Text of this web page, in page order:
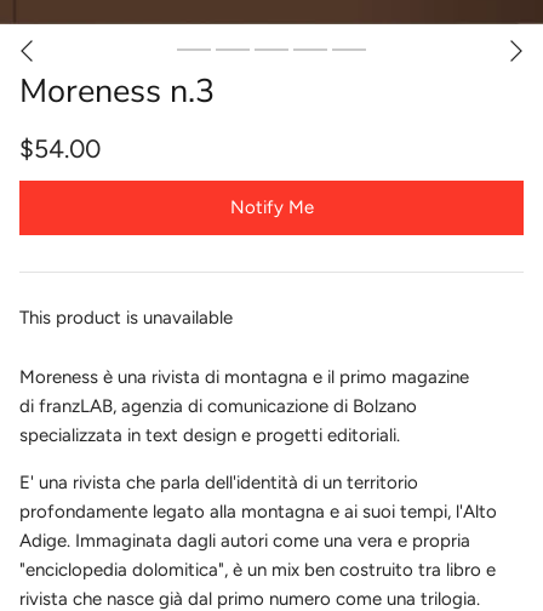
Moreness n.3
$54.00
Notify Me
This product is unavailable
Moreness è una rivista di montagna e il primo magazine
di franzLAB, agenzia di comunicazione di Bolzano
specializzata in text design e progetti editoriali.
E' una rivista che parla dell'identità di un territorio
profondamente legato alla montagna e ai suoi tempi, l'Alto
Adige. Immaginata dagli autori come una vera e propria
"enciclopedia dolomitica", è un mix ben costruito tra libro e
rivista che nasce già dal primo numero come una trilogia.